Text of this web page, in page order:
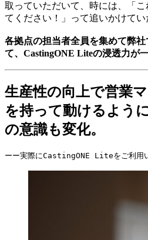
取っていただいて、時には、「
てください！」って追いかけてい
各拠点の担当者全員を集めて弊
て、CastingONE Liteの浸透力が
生産性の向上で営業
を持って動けるよう
の意識も変化。
ーー実際にCastingONE Liteをご利用